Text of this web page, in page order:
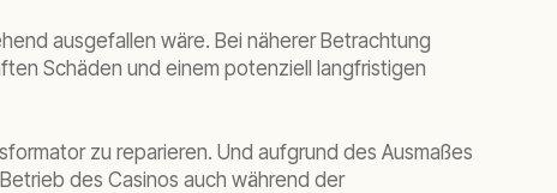
ausgefallen wäre. Bei näherer Betrachtung
Schäden und einem potenziell langfristigen
zu reparieren. Und aufgrund des Ausmaßes
des Casinos auch während der